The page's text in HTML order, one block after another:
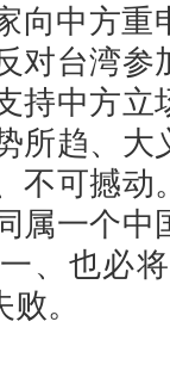
向中方重
对台湾
持中方
所趋、
不可撼
属一个
、也必
。